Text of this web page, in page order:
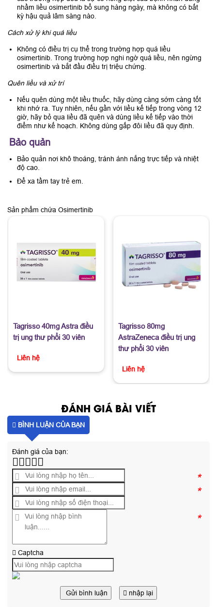
nhầm liều osimertinib bổ sung hàng ngày, mà không có bất
kỳ hậu quả lâm sàng nào.
Cách xử lý khi quá liều
Không có điều trị cụ thể trong trường hợp quá liều
osimertinib. Trong trường hợp nghi ngờ quá liều, nên ngừng
osimertinib và bắt đầu điều trị triệu chứng.
Quên liều và xử trí
Nếu quên dùng một liều thuốc, hãy dùng càng sớm càng tốt
khi nhớ ra. Tuy nhiên, nếu gần với liều kế tiếp trong vòng 12
giờ, hãy bỏ qua liều đã quên và dùng liều kế tiếp vào thời
điểm như kế hoạch. Không dùng gấp đôi liều đã quy định.
Bảo quản
Bảo quản nơi khô thoáng, tránh ánh nắng trực tiếp và nhiệt
độ cao.
Để xa tầm tay trẻ em.
Sản phẩm chứa Osimertinib
Tagrisso 40mg Astra điều
trị ung thư phổi 30 viên
Liên hệ
Tagrisso 80mg
AstraZeneca điều trị ung
thư phổi 30 viên
Liên hệ
ĐÁNH GIÁ BÀI VIẾT
BÌNH LUẬN CỦA BẠN
Đánh giá của bạn:
*
*
*
Captcha
Gửi bình luận nhập lại